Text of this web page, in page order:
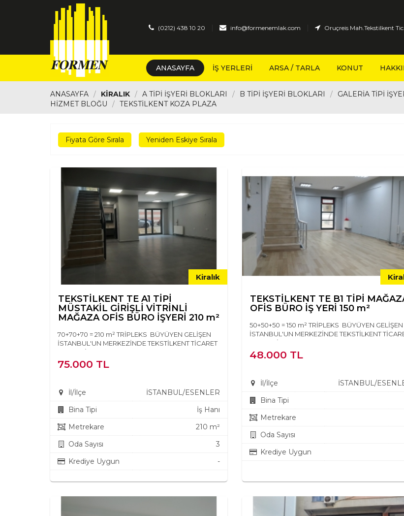
(0212) 438 10 20 info@formenemlak.com Oruçreis Mah.Tekstilkent
ANASAYFA İŞ YERLERI ARSA / TARLA KONUT
ANASAYFA KIRALIK A TİPİ İŞYERİ BLOKLARI B TİPİ İŞYERİ BLOKLARI GALERİA TİPİ
HİZMET BLOĞU
TEKSTİLKENT KOZA PLAZA
Fiyata Göre Sırala
Kiralık
TEKSTİLKENT TE A1 TİPİ
MÜSTAKİL GİRİŞLİ VİTRİNLİ
MAĞAZA OFİS BÜRO İŞYERİ 210 m²
70+70+70 = 210 m² TRİPLEKS BÜYÜYEN GELİŞEN
İSTANBUL'UN MERKEZİNDE TEKSTİLKENT TİCARET
MERKEZİNDE KULLANIM...
75.000 TL
İl/İlçe
İSTANBUL/ESENLER
Bina Tipi
İş Hanı
Metrekare
210 m²
Oda Sayısı
3
Krediye Uygun
-
TEKSTİLKENT TE B1 TİPİ
OFİS BÜRO İŞ YERİ 150 m²
50+50+50 = 150 m² TRİPLEKS BÜYÜYEN GELİŞEN
İSTANBUL'UN MERKEZİNDE TEKSTİLKENT
MERKEZİNDE KULLANIMA H...
48.000 TL
İl/İlçe
İSTANBUL/
Bina Tipi
Metrekare
Oda Sayısı
Krediye Uygun